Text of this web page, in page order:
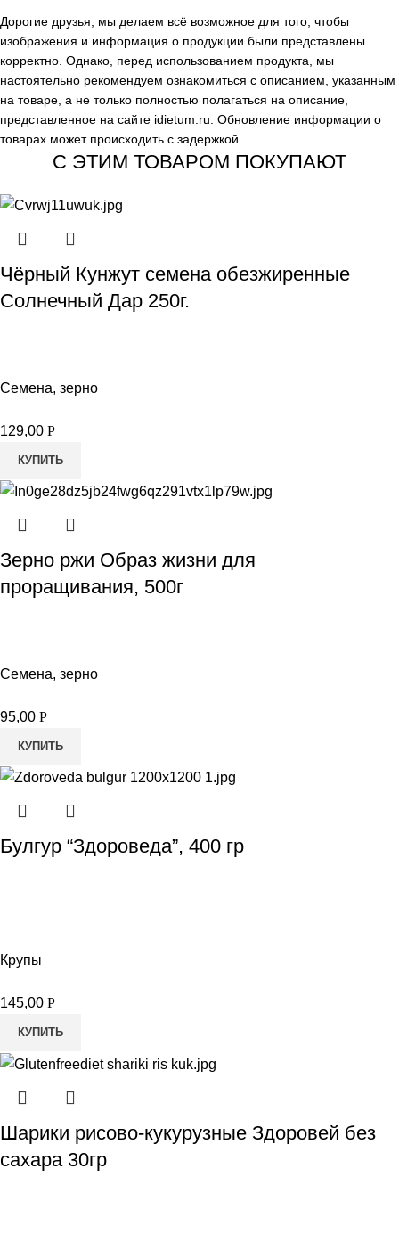
Дорогие друзья, мы делаем всё возможное для того, чтобы
изображения и информация о продукции были представлены
корректно. Однако, перед использованием продукта, мы
настоятельно рекомендуем ознакомиться с описанием, указанным
на товаре, а не только полностью полагаться на описание,
представленное на сайте idietum.ru . Обновление информации о
товарах может происходить с задержкой.
С ЭТИМ ТОВАРОМ ПОКУПАЮТ
Чёрный Кунжут семена обезжиренные
Солнечный Дар 250г.
Семена, зерно
129,00 Р
КУПИТЬ
Зерно ржи Образ жизни для
проращивания, 500г
Семена, зерно
95,00 Р
КУПИТЬ
Булгур “Здороведа”, 400 гр
Крупы
145,00 Р
КУПИТЬ
Шарики рисово-кукурузные Здоровей без
сахара 30гр